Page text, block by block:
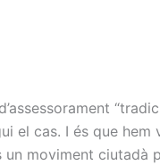
el cas. I és que
moviment ciutadà